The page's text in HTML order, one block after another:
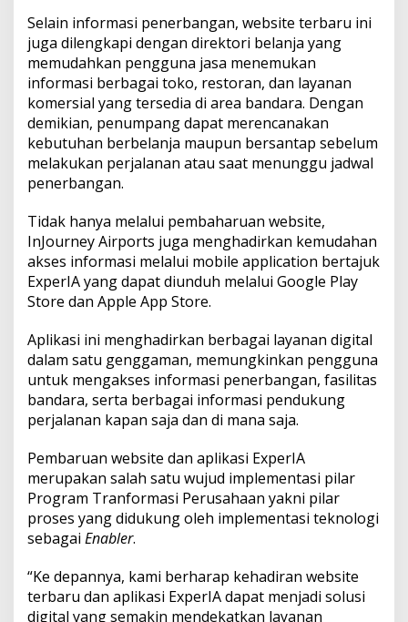
Selain informasi penerbangan, website terbaru ini
juga dilengkapi dengan direktori belanja yang
memudahkan pengguna jasa menemukan
informasi berbagai toko, restoran, dan layanan
komersial yang tersedia di area bandara. Dengan
demikian, penumpang dapat merencanakan
kebutuhan berbelanja maupun bersantap sebelum
melakukan perjalanan atau saat menunggu jadwal
penerbangan.
Tidak hanya melalui pembaharuan website,
InJourney Airports juga menghadirkan kemudahan
akses informasi melalui mobile application bertajuk
ExperIA yang dapat diunduh melalui Google Play
Store dan Apple App Store.
Aplikasi ini menghadirkan berbagai layanan digital
dalam satu genggaman, memungkinkan pengguna
untuk mengakses informasi penerbangan, fasilitas
bandara, serta berbagai informasi pendukung
perjalanan kapan saja dan di mana saja.
Pembaruan website dan aplikasi ExperIA
merupakan salah satu wujud implementasi pilar
Program Tranformasi Perusahaan yakni pilar
proses yang didukung oleh implementasi teknologi
sebagai Enabler.
“Ke depannya, kami berharap kehadiran website
terbaru dan aplikasi ExperIA dapat menjadi solusi
digital yang semakin mendekatkan layanan